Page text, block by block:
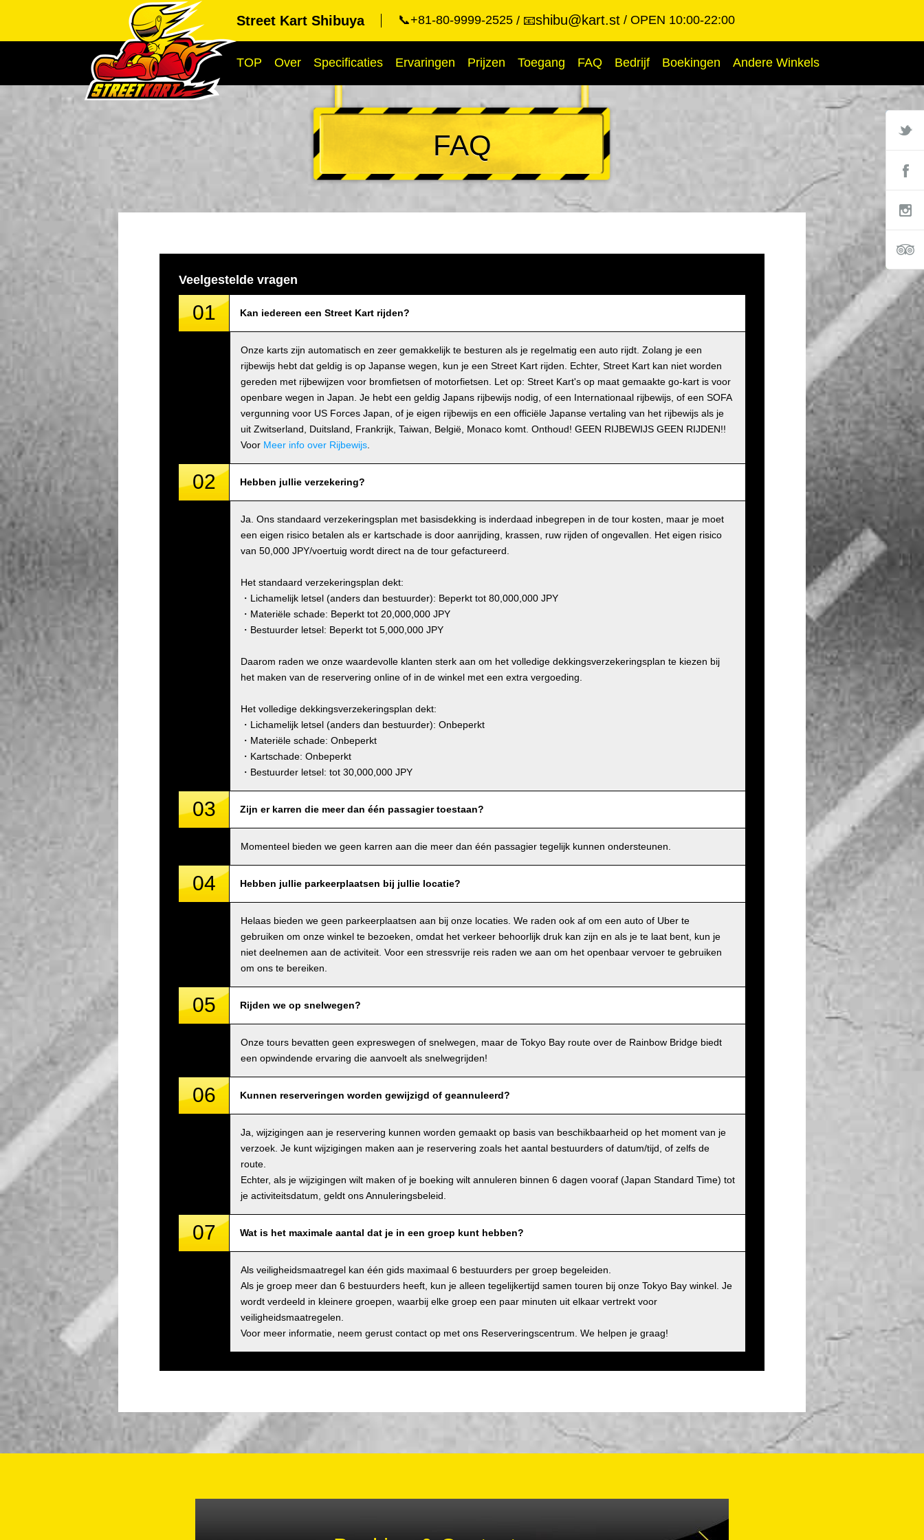
Street Kart Shibuya 📞+81-80-9999-2525 📧shibu@kart.st OPEN 10:00-22:00
TOP Over Specificaties Ervaringen Prijzen Toegang FAQ Bedrijf Boekingen Andere Winkels
FAQ
Veelgestelde vragen
01 Kan iedereen een Street Kart rijden?
Onze karts zijn automatisch en zeer gemakkelijk te besturen als je regelmatig een auto rijdt. Zolang je een
rijbewijs hebt dat geldig is op Japanse wegen, kun je een Street Kart rijden. Echter, Street Kart kan niet worden
gereden met rijbewijzen voor bromfietsen of motorfietsen. Let op: Street Kart's op maat gemaakte go-kart is voor
openbare wegen in Japan. Je hebt een geldig Japans rijbewijs nodig, of een Internationaal rijbewijs, of een SOFA
vergunning voor US Forces Japan, of je eigen rijbewijs en een officiële Japanse vertaling van het rijbewijs als je
uit Zwitserland, Duitsland, Frankrijk, Taiwan, België, Monaco komt. Onthoud! GEEN RIJBEWIJS GEEN RIJDEN!!
Voor Meer info over Rijbewijs
02 Hebben jullie verzekering?
Ja. Ons standaard verzekeringsplan met basisdekking is inderdaad inbegrepen in de tour kosten, maar je moet
een eigen risico betalen als er kartschade is door aanrijding, krassen, ruw rijden of ongevallen. Het eigen risico
van 50,000 JPY/voertuig wordt direct na de tour gefactureerd.
Het standaard verzekeringsplan dekt:
・Lichamelijk letsel (anders dan bestuurder): Beperkt tot 80,000,000 JPY
・Materiële schade: Beperkt tot 20,000,000 JPY
・Bestuurder letsel: Beperkt tot 5,000,000 JPY
Daarom raden we onze waardevolle klanten sterk aan om het volledige dekkingsverzekeringsplan te kiezen bij
het maken van de reservering online of in de winkel met een extra vergoeding.
Het volledige dekkingsverzekeringsplan dekt:
・Lichamelijk letsel (anders dan bestuurder): Onbeperkt
・Materiële schade: Onbeperkt
・Kartschade: Onbeperkt
・Bestuurder letsel: tot 30,000,000 JPY
03 Zijn er karren die meer dan één passagier toestaan?
Momenteel bieden we geen karren aan die meer dan één passagier tegelijk kunnen ondersteunen.
04 Hebben jullie parkeerplaatsen bij jullie locatie?
Helaas bieden we geen parkeerplaatsen aan bij onze locaties. We raden ook af om een auto of Uber te
gebruiken om onze winkel te bezoeken, omdat het verkeer behoorlijk druk kan zijn en als je te laat bent, kun je
niet deelnemen aan de activiteit. Voor een stressvrije reis raden we aan om het openbaar vervoer te gebruiken
om ons te bereiken.
05 Rijden we op snelwegen?
Onze tours bevatten geen expreswegen of snelwegen, maar de Tokyo Bay route over de Rainbow Bridge biedt
een opwindende ervaring die aanvoelt als snelwegrijden!
06 Kunnen reserveringen worden gewijzigd of geannuleerd?
Ja, wijzigingen aan je reservering kunnen worden gemaakt op basis van beschikbaarheid op het moment van je
verzoek. Je kunt wijzigingen maken aan je reservering zoals het aantal bestuurders of datum/tijd, of zelfs de
route.
Echter, als je wijzigingen wilt maken of je boeking wilt annuleren binnen 6 dagen vooraf (Japan Standard Time) tot
je activiteitsdatum, geldt ons Annuleringsbeleid.
07 Wat is het maximale aantal dat je in een groep kunt hebben?
Als veiligheidsmaatregel kan één gids maximaal 6 bestuurders per groep begeleiden.
Als je groep meer dan 6 bestuurders heeft, kun je alleen tegelijkertijd samen touren bij onze Tokyo Bay winkel. Je
wordt verdeeld in kleinere groepen, waarbij elke groep een paar minuten uit elkaar vertrekt voor
veiligheidsmaatregelen.
Voor meer informatie, neem gerust contact op met ons Reserveringscentrum. We helpen je graag!